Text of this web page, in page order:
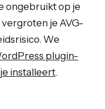
ongebruikt op je
je AVG-
We
plugin-
installeert.